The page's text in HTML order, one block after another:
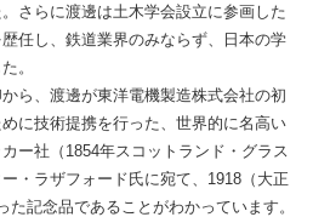
さらに渡邊は土木学会設立に参画した
任し、鉄道業界のみならず、日本の学
。
ら、渡邊が東洋電機製造株式会社の初
に技術提携を行った、世界的に名高い
ー社（1854年スコットランド・グラス
・ラザフォード氏に宛て、1918（大正
記念品であることがわかっています。